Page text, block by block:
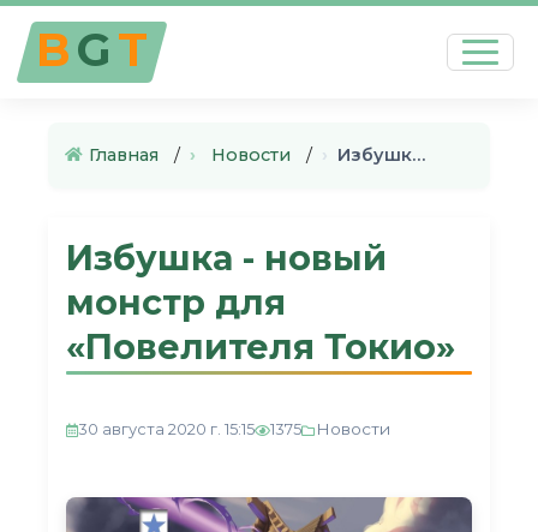
BGT
Главная › Новости › Избушка - новый монстр для «П…
Избушка - новый
монстр для
«Повелителя Токио»
30 августа 2020 г. 15:15 1375 Новости